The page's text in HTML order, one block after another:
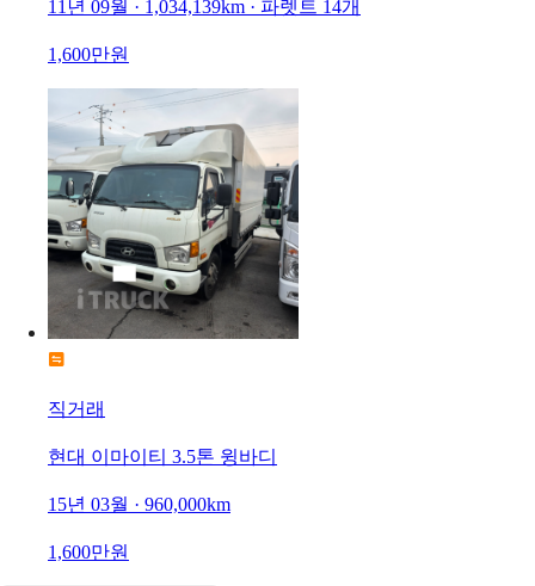
11년 09월 · 1,034,139km · 파렛트 14개
1,600만원
직거래
현대 이마이티 3.5톤 윙바디
15년 03월 · 960,000km
1,600만원